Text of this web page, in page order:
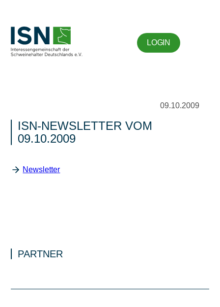
LOGIN
09.10.2009
ISN-NEWSLETTER VOM
09.10.2009
Newsletter
PARTNER